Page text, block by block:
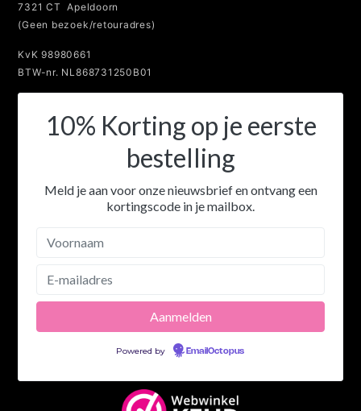
7321 CT Apeldoorn
(Geen bezoek/retouradres)
KvK 98980661
BTW-nr. NL868731250B01
10% Korting op je eerste
bestelling
Meld je aan voor onze nieuwsbrief en ontvang een
kortingscode in je mailbox.
Powered by EmailOctopus